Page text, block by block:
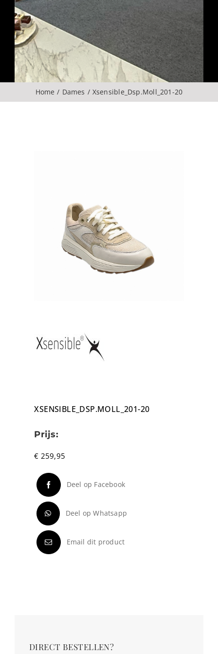
Over ons
CONTACT
Home Dames Xsensible_Dsp.Moll_201-20
XSENSIBLE_DSP.MOLL_201-20
Prijs:
€ 259,95
Deel op Facebook
Deel op Whatsapp
Email dit product
DIRECT BESTELLEN?